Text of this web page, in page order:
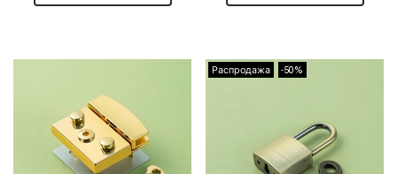
Распродажа -50%